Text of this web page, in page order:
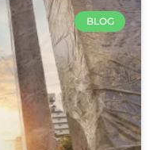
BLOG